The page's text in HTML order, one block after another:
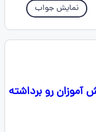
نمایش جواب
رو برداشته